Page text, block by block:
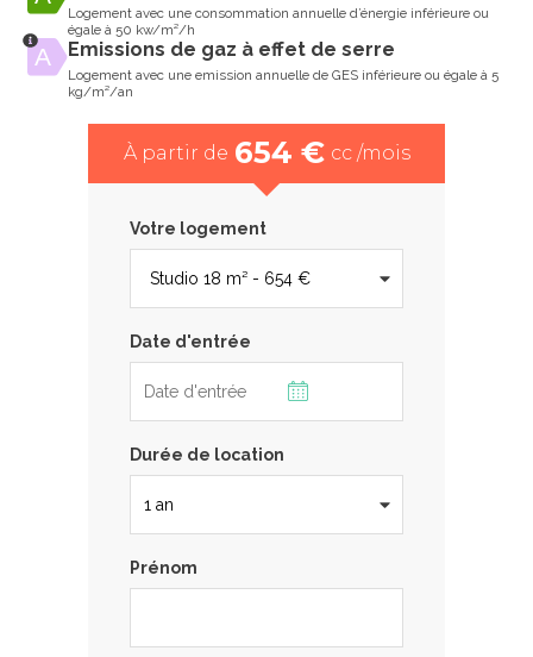
Logement avec une consommation annuelle d’énergie inférieure ou
égale à 50 kw/m²/h
Emissions de gaz à effet de serre
Logement avec une emission annuelle de GES inférieure ou égale à 5
kg/m²/an
À partir de 654 € cc /mois
Votre logement
Date d'entrée
Durée de location
Prénom